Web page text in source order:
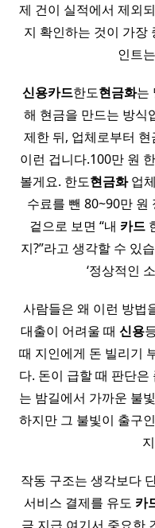
제 건이 실적에서 제외
지 확인하는 것이 가장
인트
신용카드한도현금화는
해 현금을 만드는 방식
제한 뒤, 업체로부터
이런 겁니다.100만 원
볼게요. 한도현금화업
수료를 뺀 80~90만 원
겉으로 보면 “내 카드
지?”라고 생각할 수 있
‘정상적인
사람들은 왜 이런 방법
대출이 어려울 때 신용
때 지인에게 돈 빌리기
다. 돈이 급할 때 판단
는 밤길에서 가까운 불
하지만 그 불빛이 출구
작동 구조는 생각보다
서비스 결제를 유도 카